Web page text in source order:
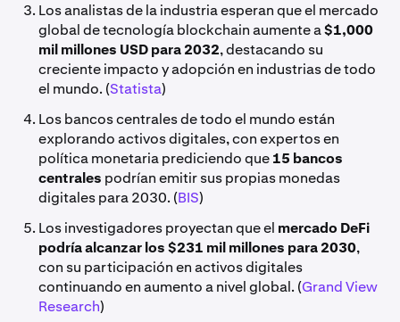
Los analistas de la industria esperan que el mercado
global de tecnología blockchain aumente a$1,000
mil millones USD para 2032, destacando su
creciente impacto y adopción en industrias de todo
el mundo. (Statista)
Los bancos centrales de todo el mundo están
explorando activos digitales, con expertos en
política monetaria prediciendo que15 bancos
centrales podrían emitir sus propias monedas
digitales para 2030. (BIS)
Los investigadores proyectan que el mercado DeFi
podría alcanzar los $231 mil millones para 2030,
con su participación en activos digitales
continuando en aumento a nivel global. (Grand View
Research)